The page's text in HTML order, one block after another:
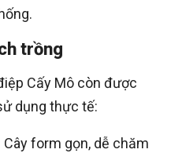
trồng
Cấy Mô còn được
dụng thực tế:
form gọn, dễ chăm